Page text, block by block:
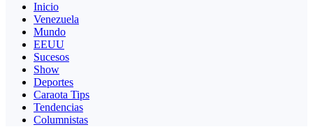
Inicio
Venezuela
Mundo
EEUU
Sucesos
Show
Deportes
Caraota Tips
Tendencias
Columnistas